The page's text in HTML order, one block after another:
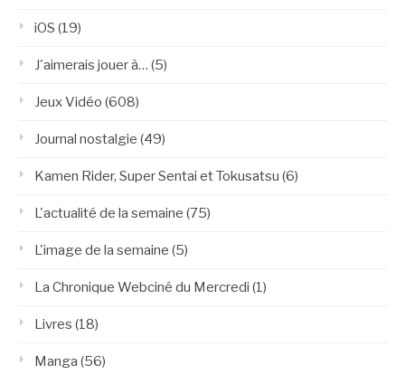
iOS (19)
J'aimerais jouer à… (5)
Jeux Vidéo (608)
Journal nostalgie (49)
Kamen Rider, Super Sentai et Tokusatsu (6)
L'actualité de la semaine (75)
L'image de la semaine (5)
La Chronique Webciné du Mercredi (1)
Livres (18)
Manga (56)